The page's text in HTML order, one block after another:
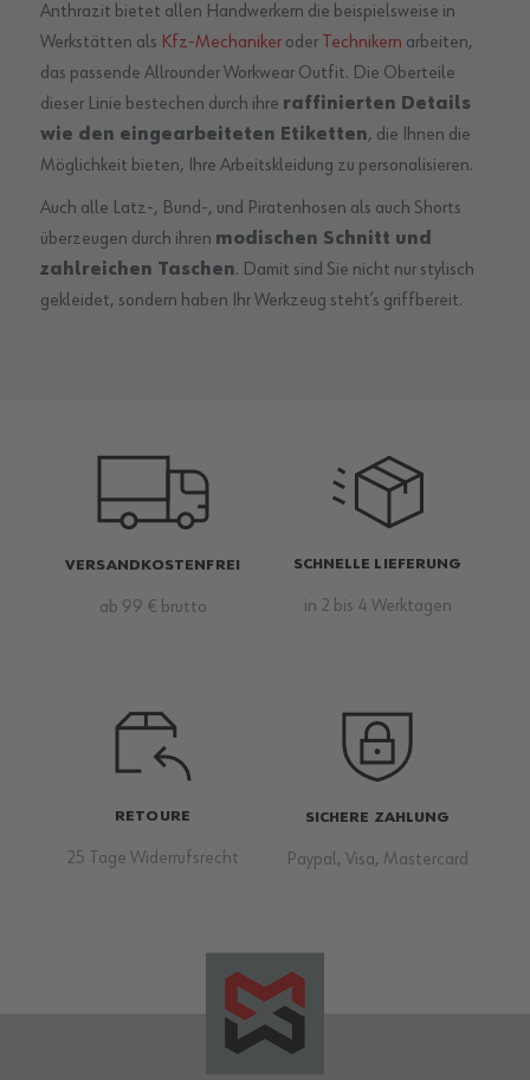
Anthrazit bietet allen Handwerkern die beispielsweise in
Werkstätten als Kfz-Mechaniker oder Technikern arbeiten,
das passende Allrounder Workwear Outfit. Die Oberteile
dieser Linie bestechen durch ihre raffinierten Details
wie den eingearbeiteten Etiketten, die Ihnen die
Möglichkeit bieten, Ihre Arbeitskleidung zu personalisieren.
Auch alle Latz-, Bund-, und Piratenhosen als auch Shorts
überzeugen durch ihren modischen Schnitt und
zahlreichen Taschen. Damit sind Sie nicht nur stylisch
gekleidet, sondern haben Ihr Werkzeug steht’s griffbereit.
VERSANDKOSTENFREI
ab 99 € brutto
SCHNELLE LIEFERUNG
in 2 bis 4 Werktagen
RETOURE
25 Tage Widerrufsrecht
SICHERE ZAHLUNG
Paypal, Visa, Mastercard